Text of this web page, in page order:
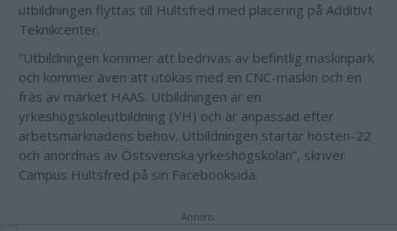
utbildningen flyttas till Hultsfred med placering på Additivt
Teknikcenter.
”Utbildningen kommer att bedrivas av befintlig maskinpark
och kommer även att utökas med en CNC-maskin och en
fräs av märket HAAS. Utbildningen är en
yrkeshögskoleutbildning (YH) och är anpassad efter
arbetsmarknadens behov. Utbildningen startar hösten-22
och anordnas av Östsvenska yrkeshögskolan”, skriver
Campus Hultsfred på sin Facebooksida.
Annons: